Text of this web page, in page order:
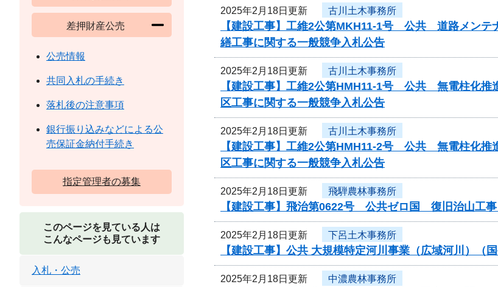
2025年2月18日更新 古川土木事務所
【建設工事】工維2公第MKH11-1号 公共 道路メンテ
繕工事に関する一般競争入札公告
2025年2月18日更新 古川土木事務所
【建設工事】工維2公第HMH11-1号 公共 無電柱化推
区工事に関する一般競争入札公告
2025年2月18日更新 古川土木事務所
【建設工事】工維2公第HMH11-2号 公共 無電柱化推
区工事に関する一般競争入札公告
2025年2月18日更新 飛騨農林事務所
【建設工事】飛治第0622号 公共ゼロ国 復旧治山工
2025年2月18日更新 下呂土木事務所
【建設工事】公共 大規模特定河川事業（広域河川）（
2025年2月18日更新 中濃農林事務所
差押財産公売
公売情報
共同入札の手続き
落札後の注意事項
銀行振り込みなどによる公
売保証金納付手続き
指定管理者の募集
このページを見ている人は
こんなページも見ています
入札・公売